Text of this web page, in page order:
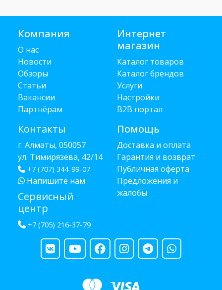
Компания
О нас
Новости
Обзоры
Статьи
Вакансии
Партнёрам
Контакты
г. Алматы, 050057
ул. Тимирязева, 42/14
+7 (707) 344-99-07
Напишите нам
Сервисный
центр
+7 (705) 216-37-79
Интернет
магазин
Каталог товаров
Каталог брендов
Услуги
Настройки
B2B портал
Помощь
Доставка и оплата
Гарантия и возврат
Публичная оферта
Предложения и
жалобы